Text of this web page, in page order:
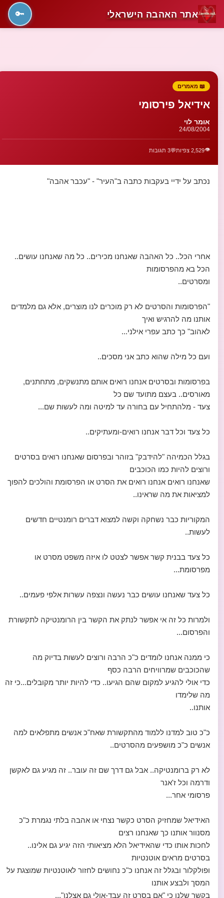
אתר האהבה הישראלי 🔑
📖 מאמרים
אידיאל פירסומי
אומר לוי
24/08/2004
👁️2,529 צפיות 💬3 תגובות
נכתב על ידיי בעקבות כתבה ב"העיר" - "עכבר אהבה"
אחרי הכל.. כל האהבה שאנחנו מכירים.. כל מה שאנחנו עושים..
הכל בא מהפרסומות
ומסרטים..
"הפרסומות והסרטים לא רק מוכרים לנו מוצרים, אלא גם מלמדים
אותנו מה להרגיש ואיך
לאהוב" כך כתב עפרי אילני...
ועם כל מילה שהוא כתב אני מסכים..
בפרסומות ובסרטים אנחנו רואים אותם מתנשקים, מתחתנים,
מאורסים.. בעצם מתועד שם כל
צעד - מלהתחיל עם בחורה עד למיטה ומה לעשות שם...
כל צעד וכל דבר אנחנו רואים-ומעתיקים..
בגלל הכמיהה "להידבק" בזוהר ובפרסום שאנחנו רואים בסרטים
ורוצים להיות כמו הכוכבים
שאנחנו רואים אנחנו רואים את הסרט או הפרסומת והולכים להפוך
למציאות את מה שראינו..
המקוריות כבר נשחקה וקשה למצוא דברים רומנטיים חדשים
לעשות..
כל צעד בבנית קשר אפשר לצטט לו איזה משפט מסרט או
מפרסומת...
כל צעד שאנחנו עושים כבר נעשה ונצפה עשרות אלפי פעמים..
ולמרות כל זה אי אפשר לנתק את הקשר בין הרומנטיקה לתקשורת
והפרסום...
כי ממנה אנחנו לומדים כ"כ הרבה ורוצים לעשות בדיוק מה
שהכוכבים שמרוויחים הרבה כסף
כדי אולי להגיע למקום שהם הגיעו.. כדי להיות יותר מקובלים...כי זה
מה שלימדו
אותנו..
כ"כ טוב למדנו ללמוד מהתקשורת שאח"כ אנשים מתפלאים למה
אנשים כ"כ מושפעים מהסרטים..
לא רק ברומנטיקה.. אבל גם דרך שם זה עובר.. זה מגיע גם לאקשן
ודרמה וכל ז'אנר
פרסומי אחר...
האידיאל שמחזיק הסרט כקשר נצחי או אהבה בלתי נגמרת כ"כ
מסנוור אותנו כך שאנחנו רצים
לחכות אותו כדי שהאידיאל הלא מציאותי הזה יגיע גם אלינו..
בסרטים מראים אוטנטיות
ופולקלור ובגלל זה אנחנו כ"כ נחושים לחזור לאוטנטיות שמוצגת על
המסך ולבצע אותנו
בקשר שלנו כי "אם בסרט זה עבד-אולי גם אצלנו"...